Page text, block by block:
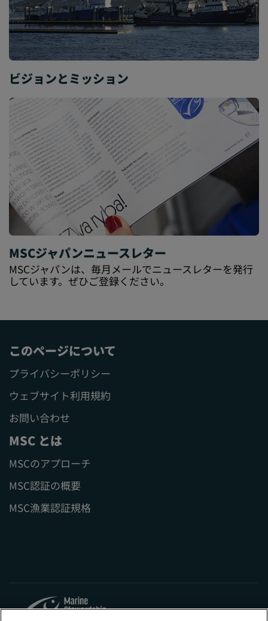
ビジョンとミッション
MSCジャパンニュースレター
MSCジャパンは、毎月メールでニュースレターを発行
しています。ぜひご登録ください。
このページについて
プライバシーポリシー
ウェブサイト利用規約
お問い合わせ
MSC とは
MSCのアプローチ
MSC認証の概要
MSC漁業認証規格